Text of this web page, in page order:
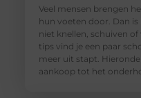
Veel mensen brengen
hun voeten door. Dan is
niet knellen, schuiven
tips vind je een paar
meer uit stapt.
aankoop tot het